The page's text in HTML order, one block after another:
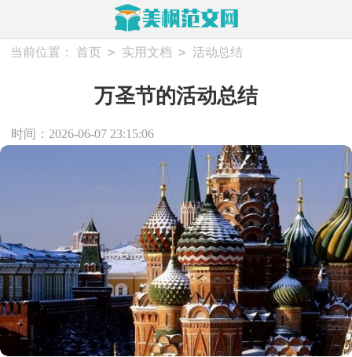
当前位置： 首页 > 实用文档 > 活动总结
万圣节的活动总结
时间：2026-06-07 23:15:06